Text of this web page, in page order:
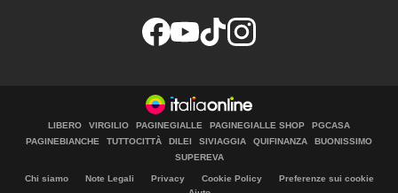
LIBERO VIRGILIO PAGINEGIALLE PAGINEGIALLE SHOP
PGCASA
PAGINEBIANCHE
TUTTOCITTÀ DILEI SIVIAGGIA QUIFINANZA
BUONISSIMO
SUPEREVA
Chi siamo Note Legali Privacy Cookie Policy
Preferenze sui cookie